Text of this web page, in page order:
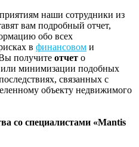
наши сотрудники из
вам подробный отчет,
обо всех
в финансовом и
получите отчет о
минимизации подобных
связанных с
объекту недвижимого
со специалистами «Mantis